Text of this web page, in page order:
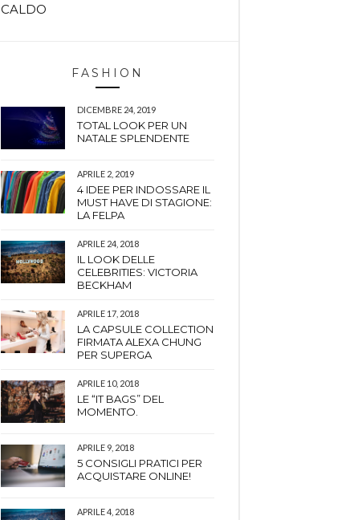
CALDO
FASHION
DICEMBRE 24, 2019
TOTAL LOOK PER UN
NATALE SPLENDENTE
APRILE 2, 2019
4 IDEE PER INDOSSARE IL
MUST HAVE DI STAGIONE:
LA FELPA
APRILE 24, 2018
IL LOOK DELLE
CELEBRITIES: VICTORIA
BECKHAM
APRILE 17, 2018
LA CAPSULE COLLECTION
FIRMATA ALEXA CHUNG
PER SUPERGA
APRILE 10, 2018
LE “IT BAGS” DEL
MOMENTO.
APRILE 9, 2018
5 CONSIGLI PRATICI PER
ACQUISTARE ONLINE!
APRILE 4, 2018